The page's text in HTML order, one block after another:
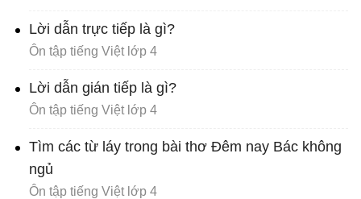
Lời dẫn trực tiếp là gì?
Ôn tập tiếng Việt lớp 4
Lời dẫn gián tiếp là gì?
Ôn tập tiếng Việt lớp 4
Tìm các từ láy trong bài thơ Đêm nay Bác không
ngủ
Ôn tập tiếng Việt lớp 4